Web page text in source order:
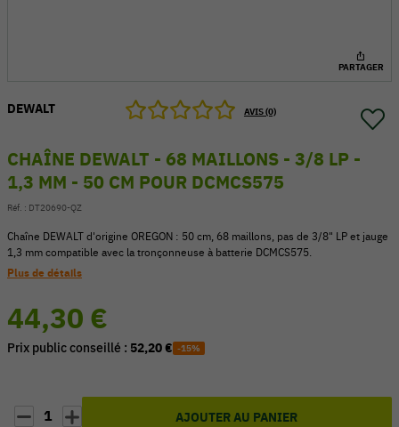
PARTAGER
DEWALT AVIS (0)
CHAÎNE DEWALT - 68 MAILLONS - 3/8 LP -
1,3 MM - 50 CM POUR DCMCS575
Réf. : DT20690-QZ
Chaîne DEWALT d'origine OREGON : 50 cm, 68 maillons, pas de 3/8" LP et jauge
1,3 mm compatible avec la tronçonneuse à batterie DCMCS575.
Plus de détails
44,30 €
Prix public conseillé : 52,20 € -15%
1 AJOUTER AU PANIER